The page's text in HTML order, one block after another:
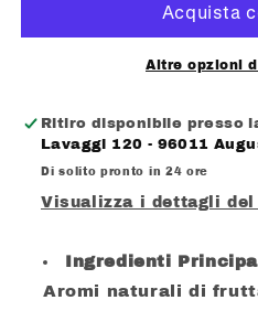
CILIEGIA
CILIEGIA
SENZA
Altre opzioni
Ritiro disponibile presso
Lavaggi 120 - 96011
Di solito pronto in 24 ore
Visualizza i dettagli del
Ingredienti
Aromi naturali di